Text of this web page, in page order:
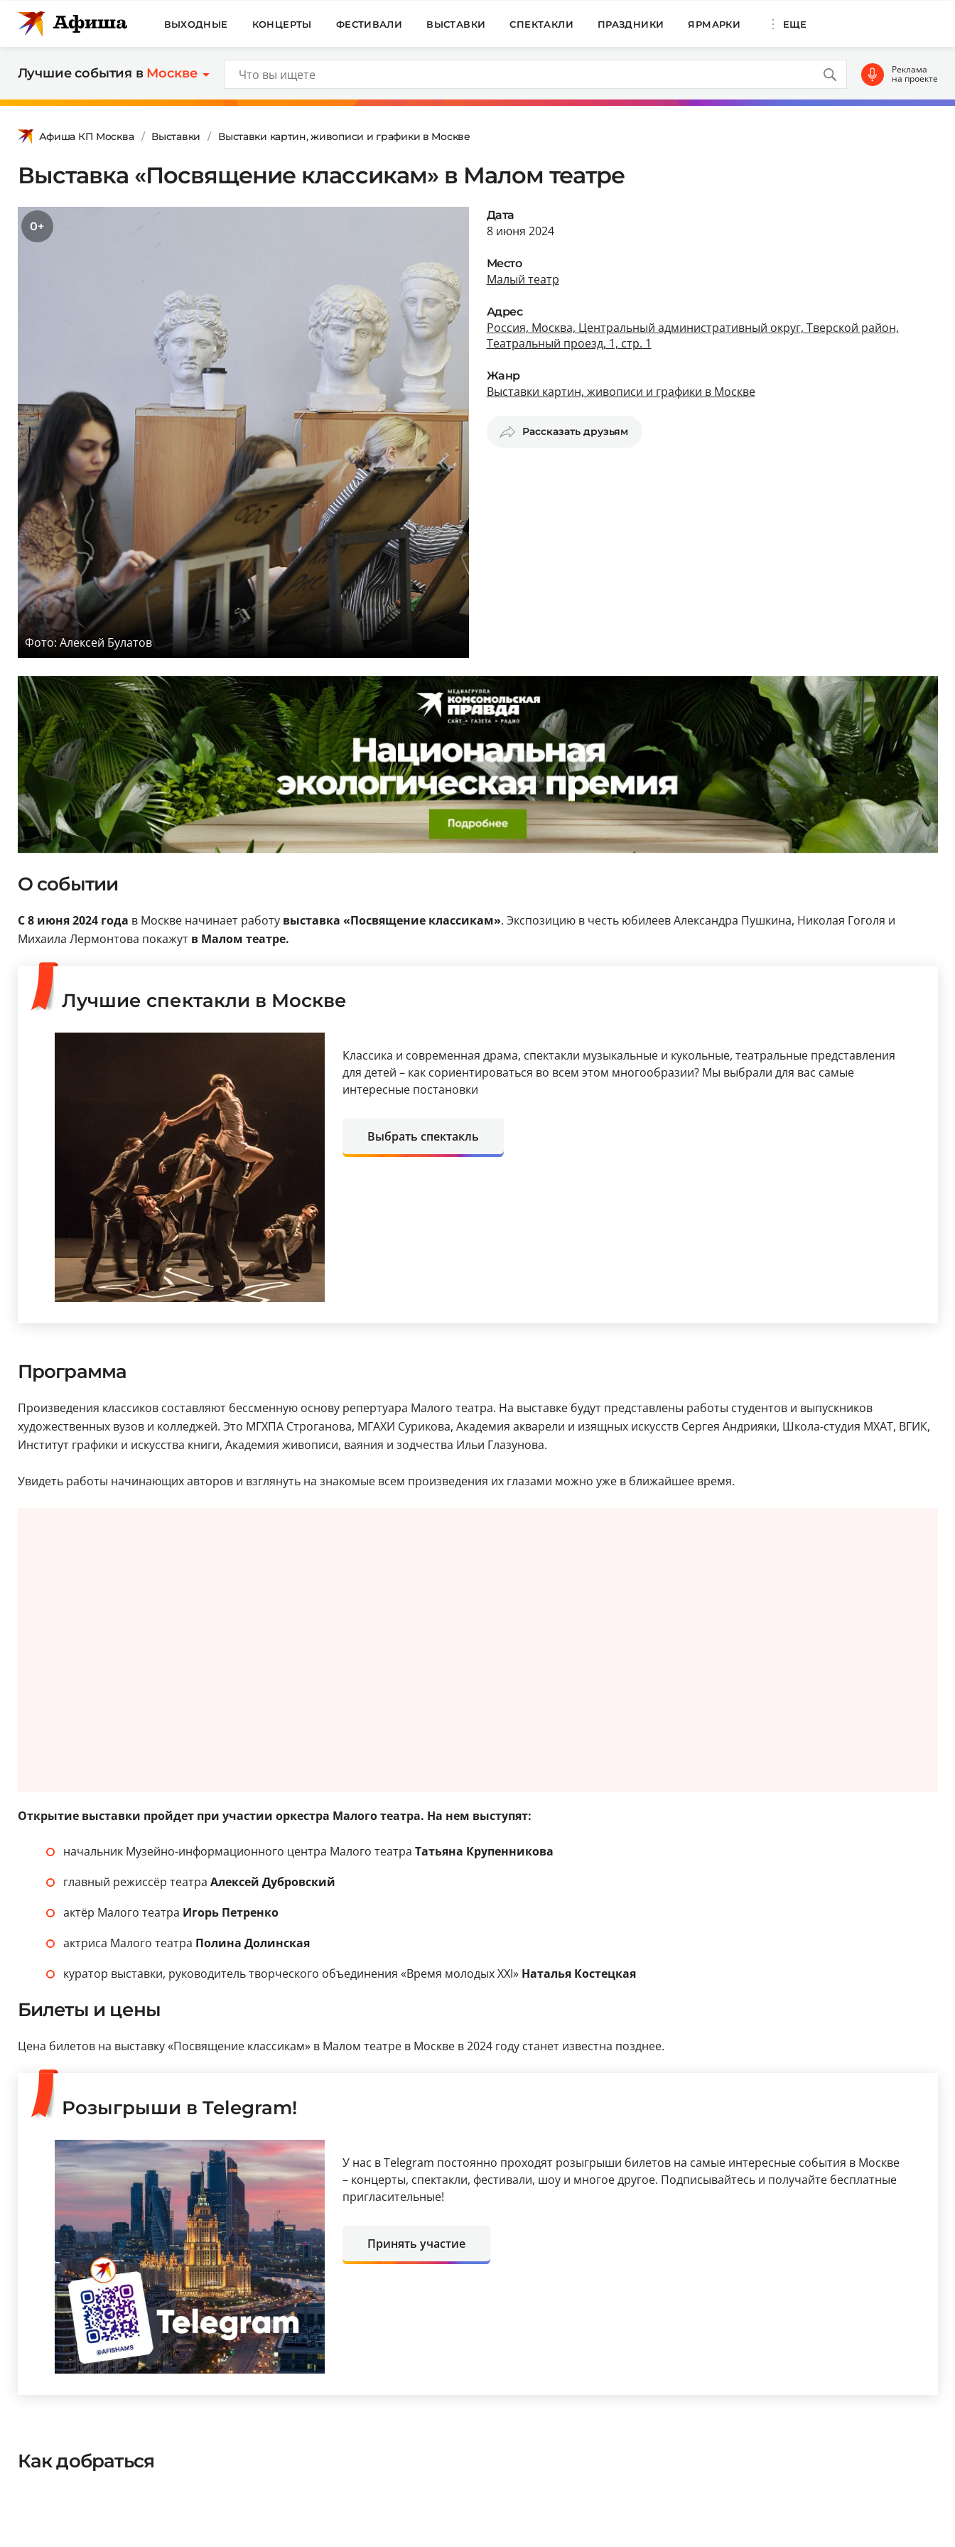
ВЫХОДНЫЕ КОНЦЕРТЫ ФЕСТИВАЛИ ВЫСТАВКИ СПЕКТАКЛИ ПРАЗДНИКИ ЯРМАРКИ ЕЩЕ
Лучшие события в Москве Реклама
на проекте
Афиша КП Москва Выставки Выставки картин, живописи и графики в Москве
Выставка «Посвящение классикам» в Малом театре
0+
Фото: Алексей Булатов
Дата
8 июня 2024
Место
Малый театр
Адрес
Россия, Москва, Центральный административный округ, Тверской район,
Театральный проезд, 1, стр. 1
Жанр
Выставки картин, живописи и графики в Москве
Рассказать друзьям
О событии
С 8 июня 2024 года в Москве начинает работу выставка «Посвящение классикам». Экспозицию в честь юбилеев Александра Пушкина, Николая Гоголя и
Михаила Лермонтова покажут в Малом театре.
Лучшие спектакли в Москве
Классика и современная драма, спектакли музыкальные и кукольные, театральные представления
для детей – как сориентироваться во всем этом многообразии? Мы выбрали для вас самые
интересные постановки
Выбрать спектакль
Программа
Произведения классиков составляют бессменную основу репертуара Малого театра. На выставке будут представлены работы студентов и выпускников
художественных вузов и колледжей. Это МГХПА Строганова, МГАХИ Сурикова, Академия акварели и изящных искусств Сергея Андрияки, Школа-студия МХАТ, ВГИК,
Институт графики и искусства книги, Академия живописи, ваяния и зодчества Ильи Глазунова.
Увидеть работы начинающих авторов и взглянуть на знакомые всем произведения их глазами можно уже в ближайшее время.
Открытие выставки пройдет при участии оркестра Малого театра. На нем выступят:
начальник Музейно-информационного центра Малого театра Татьяна Крупенникова
главный режиссёр театра Алексей Дубровский
актёр Малого театра Игорь Петренко
актриса Малого театра Полина Долинская
куратор выставки, руководитель творческого объединения «Время молодых XXI» Наталья Костецкая
Билеты и цены
Цена билетов на выставку «Посвящение классикам» в Малом театре в Москве в 2024 году станет известна позднее.
Розыгрыши в Telegram!
У нас в Telegram постоянно проходят розыгрыши билетов на самые интересные события в Москве
– концерты, спектакли, фестивали, шоу и многое другое. Подписывайтесь и получайте бесплатные
пригласительные!
Принять участие
Как добраться